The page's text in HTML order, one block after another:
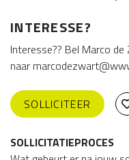
INTERESSE?
Interesse?? Bel Marco
naar
SOLLICITEER
SOLLICITATIEPROCES